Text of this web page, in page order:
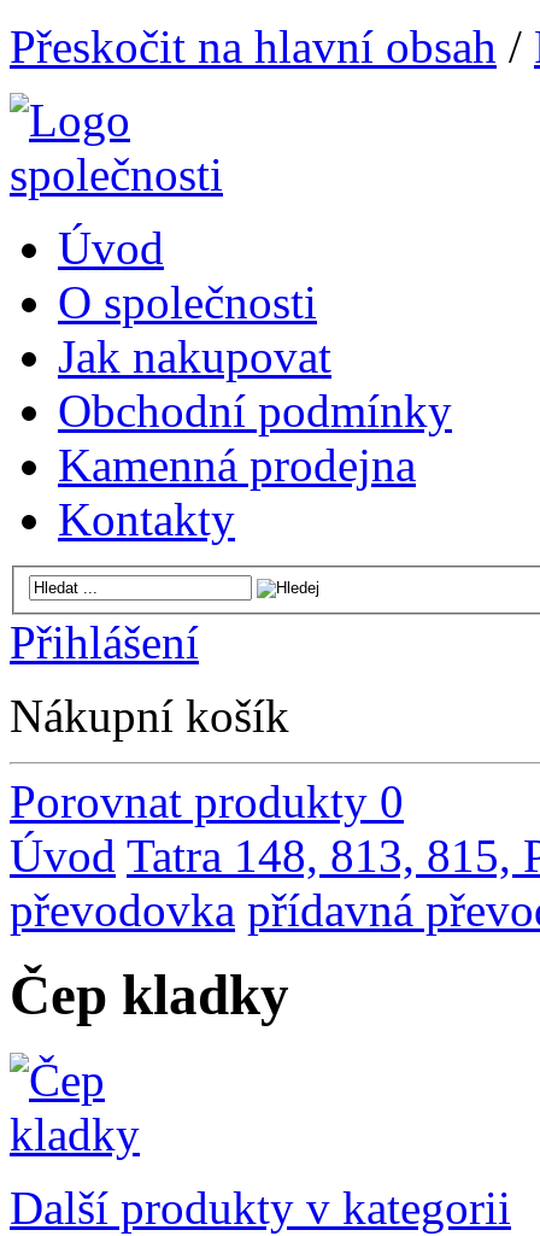
Přeskočit na hlavní obsah /
Úvod
O společnosti
Jak nakupovat
Obchodní podmínky
Kamenná prodejna
Kontakty
Přihlášení
Nákupní košík
Porovnat produkty 0
Úvod Tatra 148, 813, 815,
převodovka přídavná
Čep kladky
Další produkty v kategorii